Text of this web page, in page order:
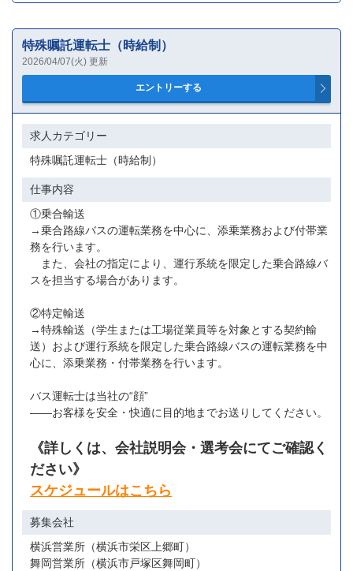
特殊嘱託運転士（時給制）
2026/04/07(火) 更新
求人カテゴリー
特殊嘱託運転士（時給制）
仕事内容
①乗合輸送
→乗合路線バスの運転業務を中心に、添乗業務および付帯業
務を行います。
また、会社の指定により、運行系統を限定した乗合路線バ
スを担当する場合があります。
②特定輸送
→特殊輸送（学生または工場従業員等を対象とする契約輸
送）および運行系統を限定した乗合路線バスの運転業務を中
心に、添乗業務・付帯業務を行います。
バス運転士は当社の“顔”
――お客様を安全・快適に目的地までお送りしてください。
《詳しくは、会社説明会・選考会にてご確認く
ださい》
スケジュールはこちら
募集会社
横浜営業所（横浜市栄区上郷町）
舞岡営業所（横浜市戸塚区舞岡町）